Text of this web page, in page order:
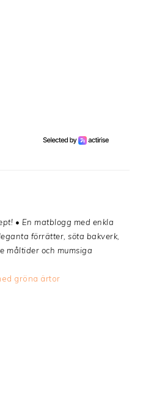
• En matblogg med enkla
förrätter, söta bakverk,
måltider och mumsiga
gröna ärtor